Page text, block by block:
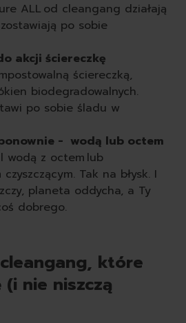
ALL od cleangang działają
po sobie
akcji ściereczkę
ściereczką,
biodegradowalnych.
po sobie śladu w
- wodą lub octem
wodą z octem lub
Tak na błysk. I
planeta oddycha, a Ty
dobrego.
które
nie niszczą